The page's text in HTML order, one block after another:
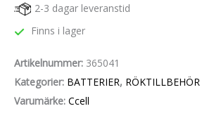
2-3 dagar leveranstid
Finns i lager
Artikelnummer: 365041
Kategorier: BATTERIER, RÖKTILLBEHÖR
Varumärke: Ccell